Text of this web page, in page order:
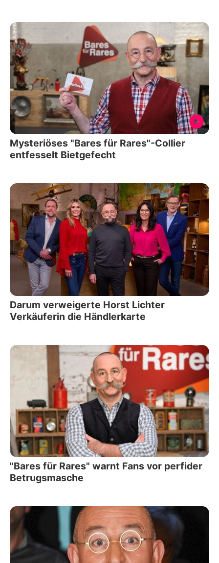
Mysteriöses "Bares für Rares"-Collier
entfesselt Bietgefecht
Darum verweigerte Horst Lichter
Verkäuferin die Händlerkarte
"Bares für Rares" warnt Fans vor perfider
Betrugsmasche